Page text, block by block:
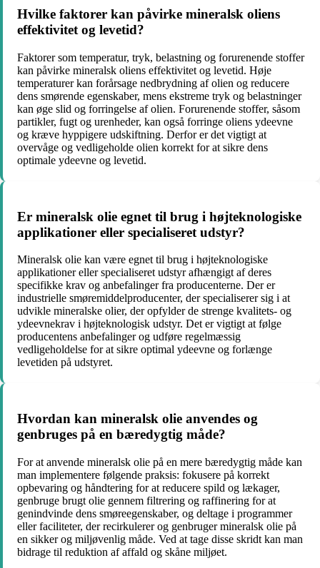
Hvilke faktorer kan påvirke mineralsk oliens
effektivitet og levetid?
Faktorer som temperatur, tryk, belastning og forurenende stoffer
kan påvirke mineralsk oliens effektivitet og levetid. Høje
temperaturer kan forårsage nedbrydning af olien og reducere
dens smørende egenskaber, mens ekstreme tryk og belastninger
kan øge slid og forringelse af olien. Forurenende stoffer, såsom
partikler, fugt og urenheder, kan også forringe oliens ydeevne
og kræve hyppigere udskiftning. Derfor er det vigtigt at
overvåge og vedligeholde olien korrekt for at sikre dens
optimale ydeevne og levetid.
Er mineralsk olie egnet til brug i højteknologiske
applikationer eller specialiseret udstyr?
Mineralsk olie kan være egnet til brug i højteknologiske
applikationer eller specialiseret udstyr afhængigt af deres
specifikke krav og anbefalinger fra producenterne. Der er
industrielle smøremiddelproducenter, der specialiserer sig i at
udvikle mineralske olier, der opfylder de strenge kvalitets- og
ydeevnekrav i højteknologisk udstyr. Det er vigtigt at følge
producentens anbefalinger og udføre regelmæssig
vedligeholdelse for at sikre optimal ydeevne og forlænge
levetiden på udstyret.
Hvordan kan mineralsk olie anvendes og
genbruges på en bæredygtig måde?
For at anvende mineralsk olie på en mere bæredygtig måde kan
man implementere følgende praksis: fokusere på korrekt
opbevaring og håndtering for at reducere spild og lækager,
genbruge brugt olie gennem filtrering og raffinering for at
genindvinde dens smøreegenskaber, og deltage i programmer
eller faciliteter, der recirkulerer og genbruger mineralsk olie på
en sikker og miljøvenlig måde. Ved at tage disse skridt kan man
bidrage til reduktion af affald og skåne miljøet.